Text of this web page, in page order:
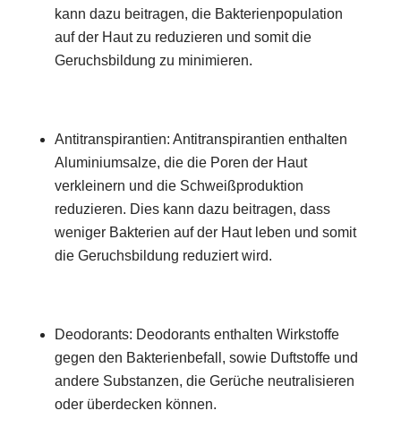
kann dazu beitragen, die Bakterienpopulation
auf der Haut zu reduzieren und somit die
Geruchsbildung zu minimieren.
Antitranspirantien: Antitranspirantien enthalten
Aluminiumsalze, die die Poren der Haut
verkleinern und die Schweißproduktion
reduzieren. Dies kann dazu beitragen, dass
weniger Bakterien auf der Haut leben und somit
die Geruchsbildung reduziert wird.
Deodorants: Deodorants enthalten Wirkstoffe
gegen den Bakterienbefall, sowie Duftstoffe und
andere Substanzen, die Gerüche neutralisieren
oder überdecken können.